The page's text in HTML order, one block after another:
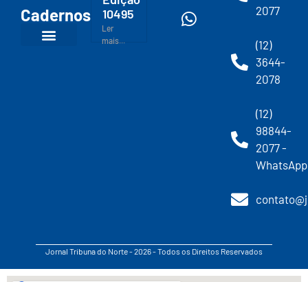
Cadernos
10495
Ler
mais...
2077
(12)
3644-
2078
(12)
98844-
2077 -
WhatsApp
Jornal Tribuna do Norte - 2026 - Todos os Direitos Reservados